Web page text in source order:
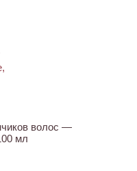
волос —
мл